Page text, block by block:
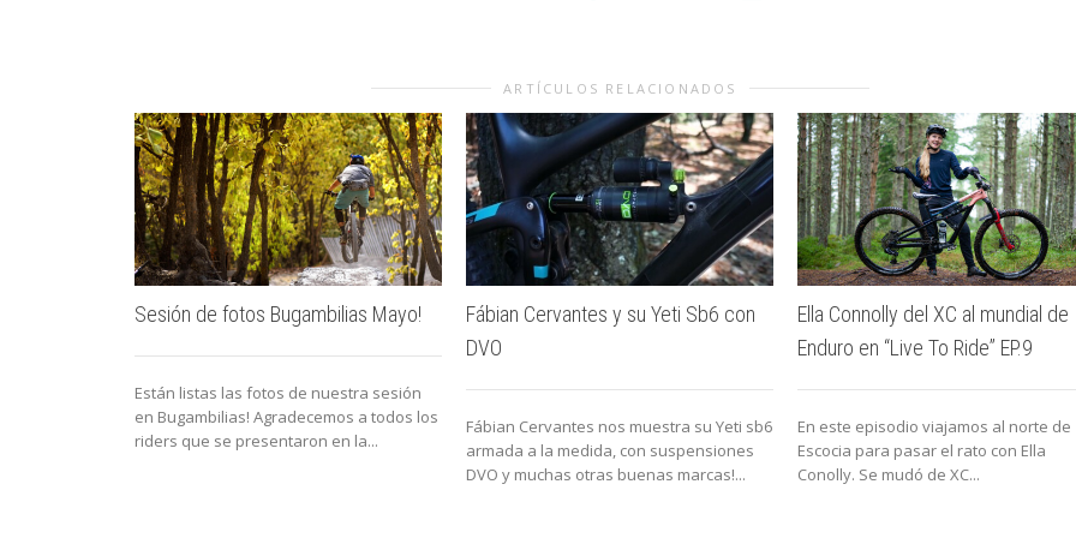
ARTÍCULOS RELACIONADOS
Sesión de fotos Bugambilias Mayo!
Están listas las fotos de nuestra sesión
en Bugambilias! Agradecemos a todos los
riders que se presentaron en la...
Fábian Cervantes y su Yeti Sb6 con
DVO
Fábian Cervantes nos muestra su Yeti sb6
armada a la medida, con suspensiones
DVO y muchas otras buenas marcas!...
Ella Connolly del XC al mundial de
Enduro en “Live To Ride” EP.9
En este episodio viajamos al norte de
Escocia para pasar el rato con Ella
Conolly. Se mudó de XC...